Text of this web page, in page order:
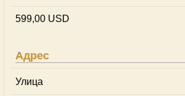
599,00 USD
Адрес
Улица